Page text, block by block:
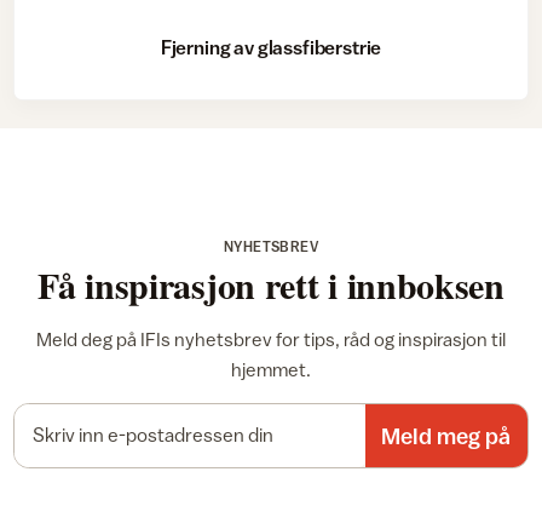
Fjerning av glassfiberstrie
NYHETSBREV
Få inspirasjon rett i innboksen
Meld deg på IFIs nyhetsbrev for tips, råd og inspirasjon til
hjemmet.
Meld meg på